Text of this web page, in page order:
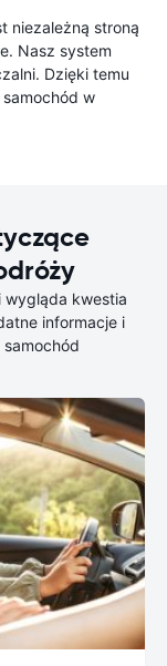
niezależną stroną
Nasz system
Dzięki temu
w
wygląda kwestia
informacje i